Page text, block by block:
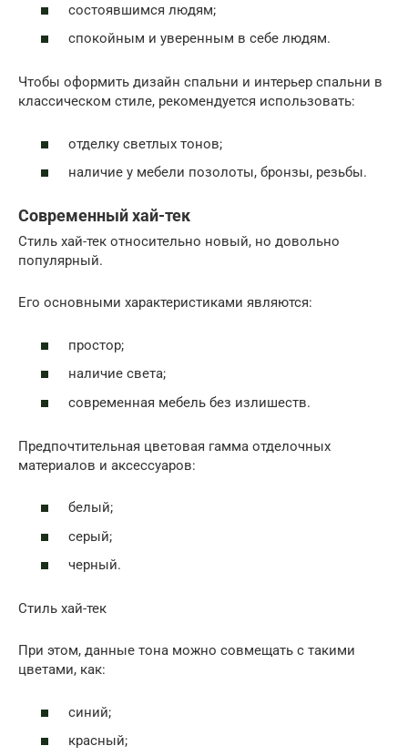
состоявшимся людям;
спокойным и уверенным в себе людям.
Чтобы оформить дизайн спальни и интерьер спальни в
классическом стиле, рекомендуется использовать:
отделку светлых тонов;
наличие у мебели позолоты, бронзы, резьбы.
Современный хай-тек
Стиль хай-тек относительно новый, но довольно
популярный.
Его основными характеристиками являются:
простор;
наличие света;
современная мебель без излишеств.
Предпочтительная цветовая гамма отделочных
материалов и аксессуаров:
белый;
серый;
черный.
Стиль хай-тек
При этом, данные тона можно совмещать с такими
цветами, как:
синий;
красный;